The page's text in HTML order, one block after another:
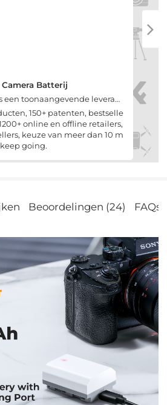
Camera Batterij
een toonaangevende leveran
foto en video oplossingen. We
laders, statieven, camera
allemaal gemaakt volgens ho
150+ patenten, bestselle
online en offline retailers,
keuze van meer dan 10 m
going.
Beoordelingen (24) FAQs